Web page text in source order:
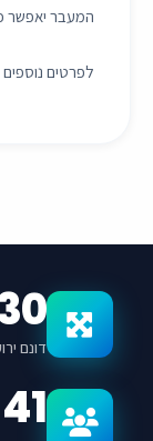
המעבר יאפשר
לפרטים
דונם
41